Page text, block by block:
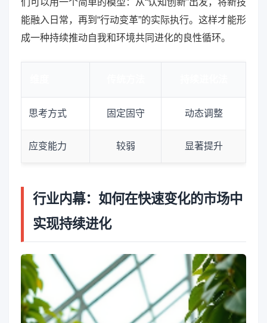
能融入日常，再到“行动变革”的实际执行。这样才能形
成一种持续推动自我和环境共同进化的良性循环。
思考方式 固定固守 动态调整
应变能力 较弱 显著提升
行业内幕：如何在快速变化的市场中
实现持续进化